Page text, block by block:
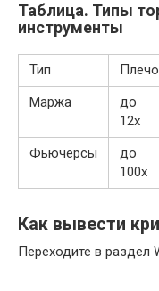
Таблица. Типы
инструменты
Тип Плечо
Маржа
до
12x
Фьючерсы
до
100x
Как вывести
Переходите в раздел